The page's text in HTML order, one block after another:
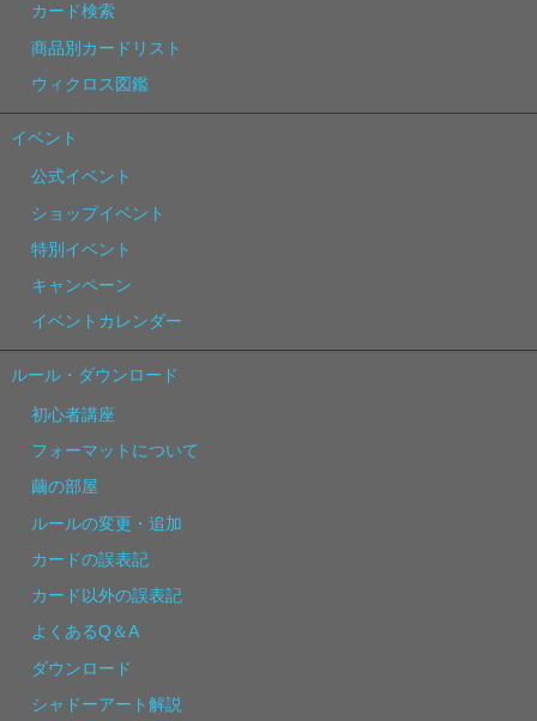
カード検索
商品別カードリスト
ウィクロス図鑑
イベント
公式イベント
ショップイベント
特別イベント
キャンペーン
イベントカレンダー
ルール・ダウンロード
初心者講座
フォーマットについて
繭の部屋
ルールの変更・追加
カードの誤表記
カード以外の誤表記
よくあるQ＆A
ダウンロード
シャドーアート解説